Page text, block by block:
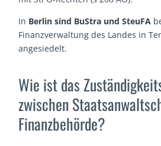
In Berlin sind BuStra und SteuFA
Finanzverwaltung des Landes in
angesiedelt.
Wie ist das
zwischen
Finanzbehörde?